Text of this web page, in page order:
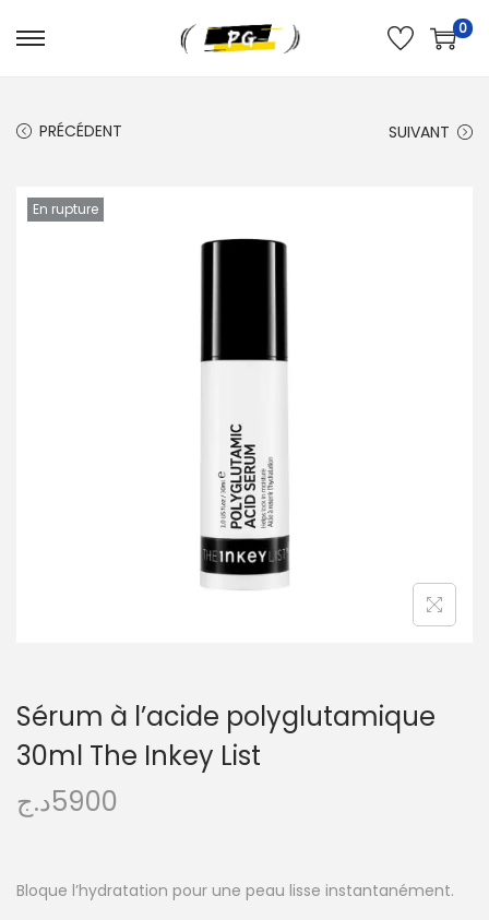
0
PRÉCÉDENT SUIVANT
En rupture
Sérum à l’acide polyglutamique
30ml The Inkey List
5900د.ج
Bloque l’hydratation pour une peau lisse instantanément.